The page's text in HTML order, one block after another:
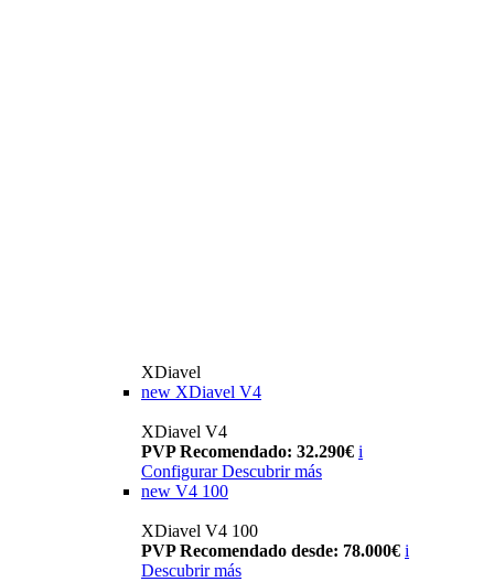
XDiavel
new XDiavel V4
XDiavel V4
PVP Recomendado: 32.290€ i
Configurar Descubrir más
new V4 100
XDiavel V4 100
PVP Recomendado desde: 78.000€ i
Descubrir más